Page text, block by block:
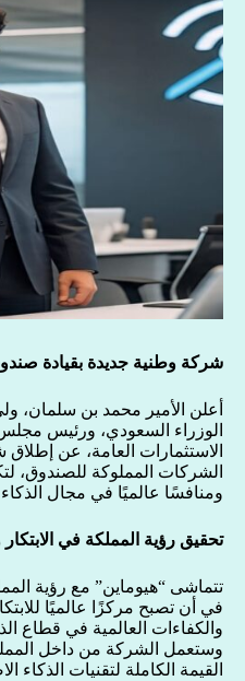
شركة وطنية جديدة بقيادة
أعلن الأمير محمد بن سلمان،
الوزراء السعودي، ورئيس
الاستثمارات العامة، عن
الشركات المملوكة للصندوق،
ومنافسًا عالميًا في مجال
تحقيق رؤية المملكة في الابتكار
تتماشى “هيوماين” مع رؤية
في أن تصبح مركزًا عالميًا
والكفاءات العالمية في قطاع
وستعمل الشركة من داخل
القيمة الكاملة لتقنيات الذكاء